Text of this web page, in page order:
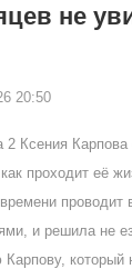
не
20:50
Ксения
проходит её
проводит
и решила не
который